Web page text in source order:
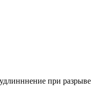
при разрыве